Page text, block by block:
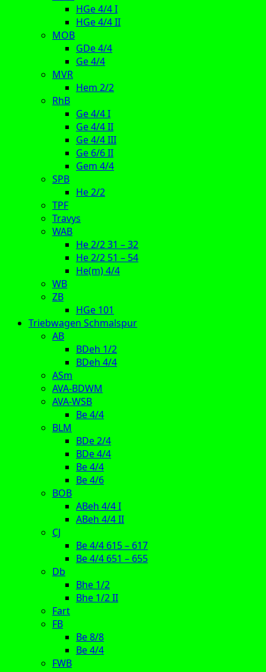
HGe 4/4 I
HGe 4/4 II
MOB
GDe 4/4
Ge 4/4
MVR
Hem 2/2
RhB
Ge 4/4 I
Ge 4/4 II
Ge 4/4 III
Ge 6/6 II
Gem 4/4
SPB
He 2/2
TPF
Travys
WAB
He 2/2 31 – 32
He 2/2 51 – 54
He(m) 4/4
WB
ZB
HGe 101
Triebwagen Schmalspur
AB
BDeh 1/2
BDeh 4/4
ASm
AVA-BDWM
AVA-WSB
Be 4/4
BLM
BDe 2/4
BDe 4/4
Be 4/4
Be 4/6
BOB
ABeh 4/4 I
ABeh 4/4 II
CJ
Be 4/4 615 – 617
Be 4/4 651 – 655
Db
Bhe 1/2
Bhe 1/2 II
Fart
FB
Be 8/8
Be 4/4
FWB